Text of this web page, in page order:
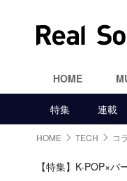
HOME
特集 連載
HOME TECH コ
【特集】K-POP×